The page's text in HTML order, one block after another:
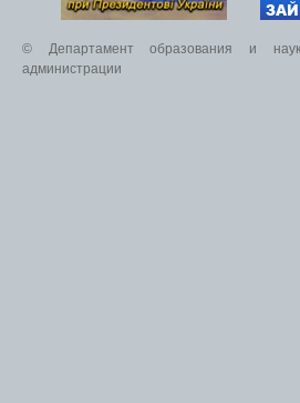
© Департамент образования и
администрации